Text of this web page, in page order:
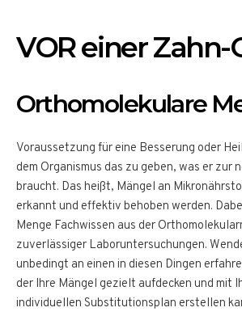
VOR einer Zahn-
Orthomolekulare
Voraussetzung für eine Besserung oder
dem Organismus das zu geben, was er zur
braucht. Das heißt, Mängel an
erkannt und effektiv behoben werden.
Menge Fachwissen aus der
zuverlässiger Laboruntersuchungen.
unbedingt an einen in diesen Dingen
der Ihre Mängel gezielt aufdecken und mit
individuellen Substitutionsplan erstellen